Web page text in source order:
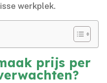
werkplek.​
prijs per